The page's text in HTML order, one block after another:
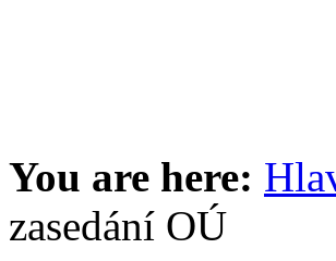
You are here:
zasedání OÚ